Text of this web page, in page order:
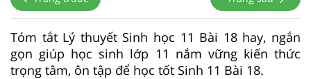
Tóm tắt Lý thuyết Sinh học 11 Bài 18 hay, ngắn
gọn giúp học sinh lớp 11 nắm vững kiến thức
trọng tâm, ôn tập để học tốt Sinh 11 Bài 18.